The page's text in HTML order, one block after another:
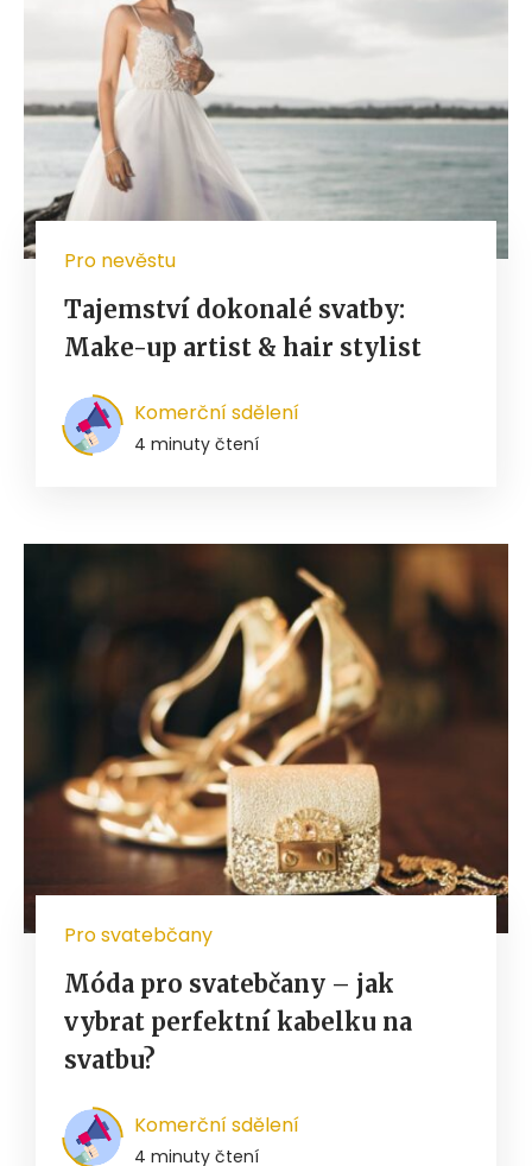
Pro nevěstu
Tajemství dokonalé svatby:
Make-up artist & hair stylist
Komerční sdělení
4 minuty čtení
Pro svatebčany
Móda pro svatebčany – jak
vybrat perfektní kabelku na
svatbu?
Komerční sdělení
4 minuty čtení